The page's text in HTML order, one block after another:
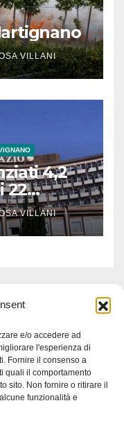
e/o accedere ad
l'esperienza di
Fornire il consenso a
quali il comportamento
sito. Non fornire o ritirare il
funzionalità e
VILLANI
4,2
22
VILLANI